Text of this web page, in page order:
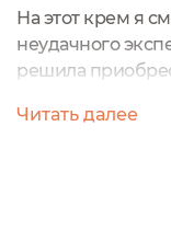
На этот крем я
неудачного
решила
содержится в
покупкой
смутило
Читать далее